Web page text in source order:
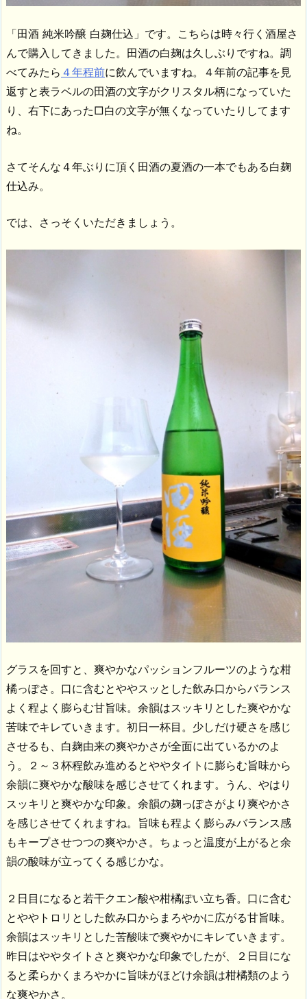
「田酒 純米吟醸 白麹仕込」です。こちらは時々行く酒屋さ
んで購入してきました。田酒の白麹は久しぶりですね。調
べてみたら ４年程前に飲んでいますね。４年前の記事を見
返すと表ラベルの田酒の文字がクリスタル柄になっていた
り、右下にあった□白の文字が無くなっていたりしてます
ね。
さてそんな４年ぶりに頂く田酒の夏酒の一本でもある白麹
仕込み。
では、さっそくいただきましょう。
グラスを回すと、爽やかなパッションフルーツのような柑
橘っぽさ。口に含むとややスッとした飲み口からバランス
よく程よく膨らむ甘旨味。余韻はスッキリとした爽やかな
苦味でキレていきます。初日一杯目。少しだけ硬さを感じ
させるも、白麹由来の爽やかさが全面に出ているかのよ
う。２～３杯程飲み進めるとややタイトに膨らむ旨味から
余韻に爽やかな酸味を感じさせてくれます。うん、やはり
スッキリと爽やかな印象。余韻の麹っぽさがより爽やかさ
を感じさせてくれますね。旨味も程よく膨らみバランス感
もキープさせつつの爽やかさ。ちょっと温度が上がると余
韻の酸味が立ってくる感じかな。
２日目になると若干クエン酸や柑橘ぽい立ち香。口に含む
とややトロリとした飲み口からまろやかに広がる甘旨味。
余韻はスッキリとした苦酸味で爽やかにキレていきます。
昨日はややタイトさと爽やかな印象でしたが、２日目にな
ると柔らかくまろやかに旨味がほどけ余韻は柑橘類のよう
な爽やかさ。